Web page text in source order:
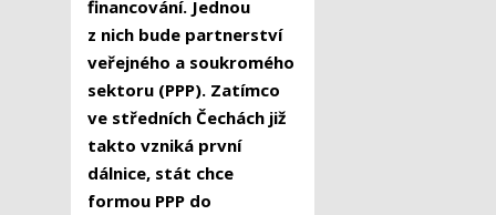
financování. Jednou
z nich bude partnerství
veřejného a soukromého
sektoru (PPP). Zatímco
ve středních Čechách již
takto vzniká první
dálnice, stát chce
formou PPP do